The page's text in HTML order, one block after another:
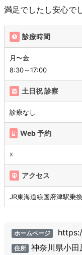
満足でしたし安心で
診療時間
月〜金
8:30～17:00
土日祝 診察
診療なし
Web 予約
☓
アクセス
JR東海道線国府津駅乗
ホームページ
住所 神奈川県小田